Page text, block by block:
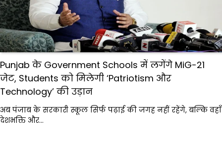
Punjab के Government Schools में लगेंगे MiG-21
जेट, Students को मिलेगी ‘Patriotism और
Technology’ की उड़ान
अब पंजाब के सरकारी स्कूल सिर्फ पढ़ाई की जगह नहीं रहेंगे, बल्कि वहाँ
देशभक्ति और…